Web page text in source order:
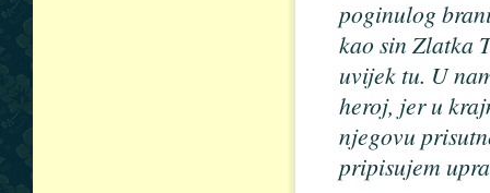
poginulog
kao sin Zlatka
uvijek tu. U
heroj, jer u
njegovu
pripisujem